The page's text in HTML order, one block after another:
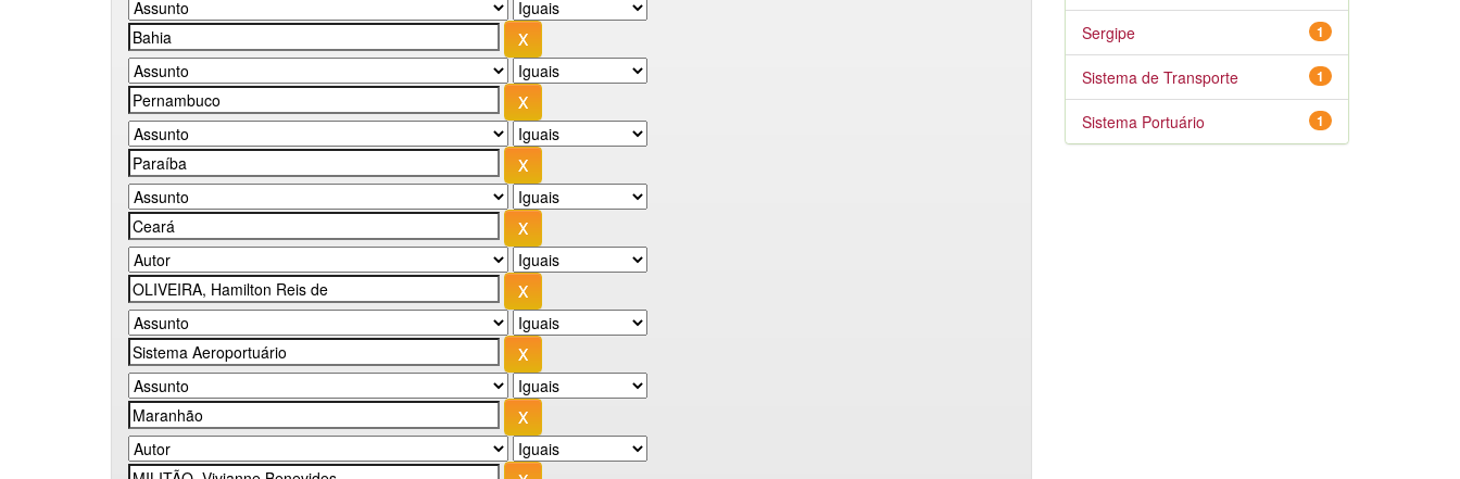
1
Sergipe
1
Sistema de Transporte
1
Sistema Portuário